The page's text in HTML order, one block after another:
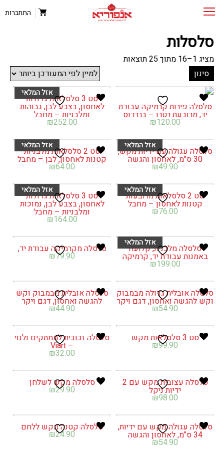
התחברות
סלסלות
מציג 1–16 מתוך 25 תוצאות ממוין
ביותר
סינון
סלסלה פירות קרמיקה עבודת
יד, מרובעת רטרו – בררדוס
₪120.00
סט 3 סלסלאות גדולות
לאחסון, בצבע לבן, גבוהות
ומלבניות – מחבל
₪252.00
סלסלה עגולה עם ידיות מקש,
30 ס"מ, לאחסון והגשה
₪49.90
סט 2 סלסלאות מלבניות
קטנות לאחסון, לבן – מחבל
₪64.00
סט 2 סלסלאות מרובעות
קטנות לאחסון – מחבל
₪76.00
סט 3 סלסלאות גדולות
לאחסון, בצבע לבן, נמוכות
ומלבניות – מחבל
₪164.00
סלסלה מלבנית, קלועה
באמנות עבודת יד, קרמיקה
₪199.00
סלסלה מקרמיקה עבודת יד,
₪79.90
סלסלה אובלית גדולה מבמבוק
וקש להגשה ואחסון, דגם ויקר
₪54.90
סלסלה אובלית מבמבוק וקש
להגשה ואחסון, דגם ויקר
₪44.90
סט 3 סלסלאות מקש
₪99.90
סלסלה זכוכית לממתקים ולנוי
– Viart
₪32.00
סלסלה עצובית מקש עם 2
ידיות ניקל
₪98.00
סלסלה מקש לשלחן
₪29.90
סלסלה עגולה מקש עם ידיות,
34 ס"מ, לאחסון והגשה
₪54.90
סלסלה קטנה מקש ללחם
₪24.90